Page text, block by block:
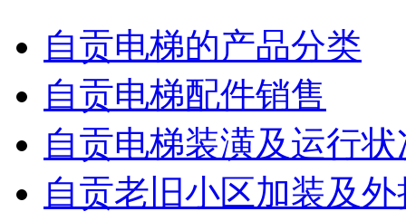
自贡电梯的产品分类
自贡电梯配件销售
自贡电梯装潢及运行
自贡老旧小区加装及